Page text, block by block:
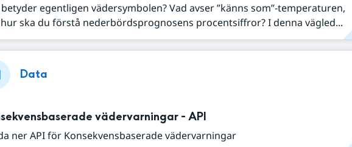
egentligen vädersymbolen? Vad avser ”känns som”-temperaturen,
ska du förstå nederbördsprognosens procentsiffror? I denna vägled...
Data
vädervarningar - API
ner API för Konsekvensbaserade vädervarningar